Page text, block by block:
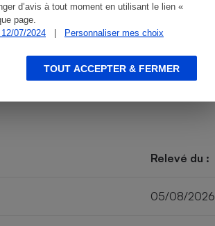
d’avis à tout moment en utilisant le lien «
page.
07/2024
| Personnaliser mes choix
TOUT ACCEPTER & FERMER
Relevé du :
05/08/2026